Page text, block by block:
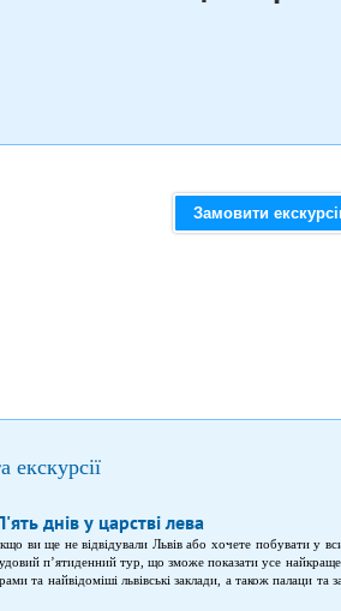
Замовити
екскурсії
днів у царстві лева
ви ще не відвідували Львів або хочете побувати у
п’ятиденний тур, що зможе показати усе
та найвідоміші львівські заклади, а також палаци